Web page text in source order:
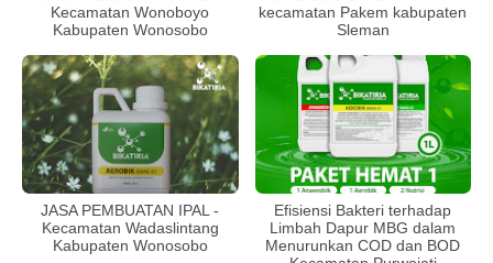
Kecamatan Wonoboyo
Kabupaten Wonosobo
kecamatan Pakem kabupaten
Sleman
JASA PEMBUATAN IPAL -
Kecamatan Wadaslintang
Kabupaten Wonosobo
Efisiensi Bakteri terhadap
Limbah Dapur MBG dalam
Menurunkan COD dan BOD